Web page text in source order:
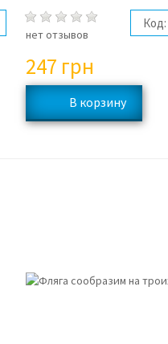
нет отзывов
Код:
247 грн